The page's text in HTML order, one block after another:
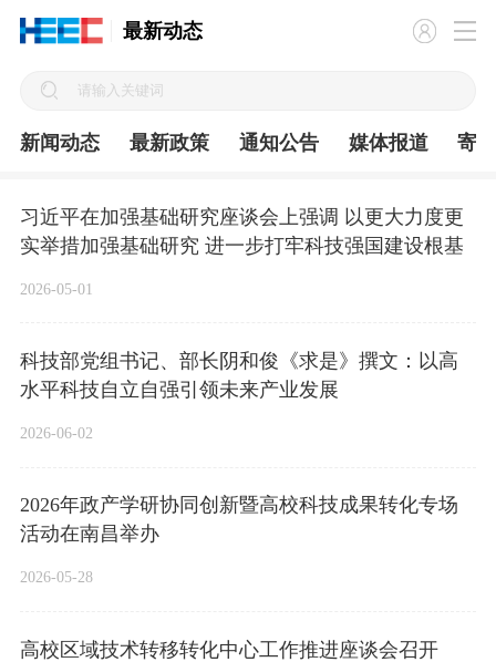
最新动态
新闻动态 最新政策 通知公告 媒体报道 寄
习近平在加强基础研究座谈会上强调 以更大力度更
实举措加强基础研究 进一步打牢科技强国建设根基
2026-05-01
科技部党组书记、部长阴和俊《求是》撰文：以高
水平科技自立自强引领未来产业发展
2026-06-02
2026年政产学研协同创新暨高校科技成果转化专场
活动在南昌举办
2026-05-28
高校区域技术转移转化中心工作推进座谈会召开